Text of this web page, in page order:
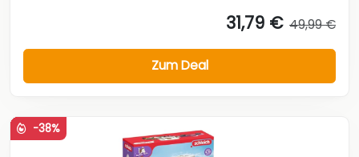
31,79 € 49,99 €
Zum Deal
-38%